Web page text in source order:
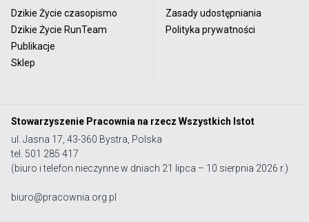
Dzikie Życie czasopismo
Dzikie Życie RunTeam
Publikacje
Sklep
Zasady udostępniania
Polityka prywatności
Stowarzyszenie Pracownia na rzecz Wszystkich Istot
ul. Jasna 17, 43-360 Bystra, Polska
tel. 501 285 417
(biuro i telefon nieczynne w dniach 21 lipca – 10 sierpnia 2026 r.)
biuro@pracownia.org.pl